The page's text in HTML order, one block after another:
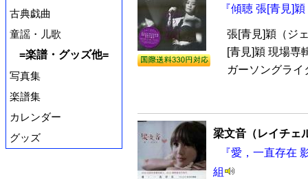
古典戯曲
童謡・儿歌
=楽譜・グッズ他=
写真集
楽譜集
カレンダー
グッズ
『傾聴 張[青見]
張[青見]穎（ジ
[青見]穎 現場専
ガーソングライ
梁文音（レイチェ
『愛，一直存在
組